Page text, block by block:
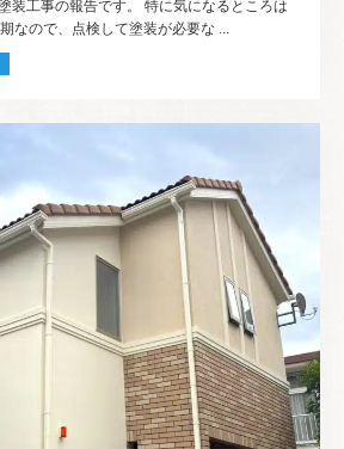
装工事の報告です。 特に気になるところは
なので、点検して塗装が必要な ...